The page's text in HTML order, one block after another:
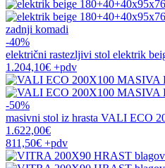
zadnji komadi
-40%
električni rastezljivi stol elektrik
1.204,10€ +pdv
-50%
masivni stol iz hrasta VALI ECO
1.622,00€
811,50€ +pdv